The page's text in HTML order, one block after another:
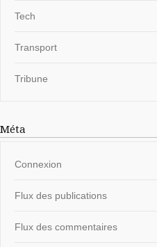
Tech
Transport
Tribune
Méta
Connexion
Flux des publications
Flux des commentaires